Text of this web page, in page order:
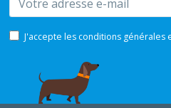
J'accepte les conditions